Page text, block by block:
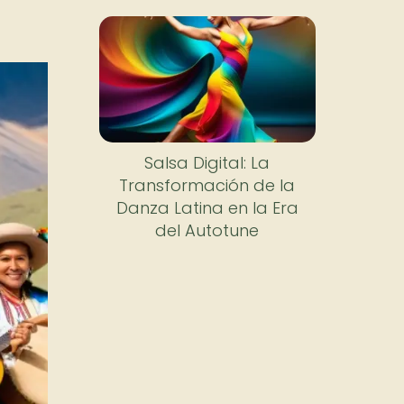
Salsa Digital: La
Transformación de la
Danza Latina en la Era
del Autotune